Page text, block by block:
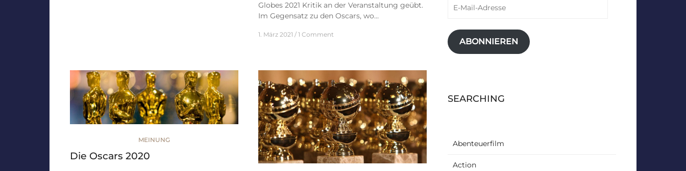
Globes 2021 Kritik an der Veranstaltung geübt.
Im Gegensatz zu den Oscars, wo…
1. März 2021 1 Comment
MEINUNG
Die Oscars 2020
Mail-
ABONNIEREN
SEARCHING
Abenteuerfilm
Action